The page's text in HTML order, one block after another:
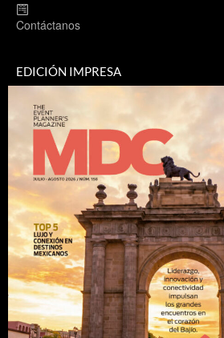
Contáctanos
EDICIÓN IMPRESA